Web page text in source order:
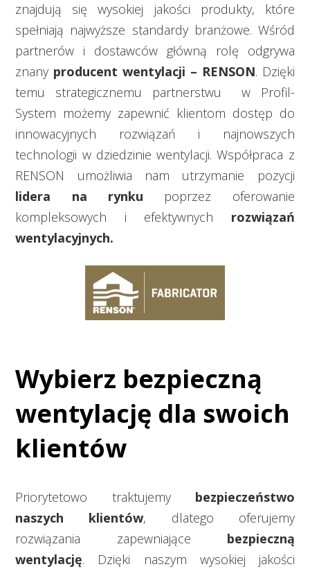
znajdują się wysokiej jakości produkty, które
spełniają najwyższe standardy branżowe. Wśród
partnerów i dostawców główną rolę odgrywa
znany producent wentylacji – RENSON. Dzięki
temu strategicznemu partnerstwu w Profil-
System możemy zapewnić klientom dostęp do
innowacyjnych rozwiązań i najnowszych
technologii w dziedzinie wentylacji. Współpraca z
RENSON umożliwia nam utrzymanie pozycji
lidera na rynku poprzez oferowanie
kompleksowych i efektywnych rozwiązań
wentylacyjnych.
Wybierz bezpieczną
wentylację dla swoich
klientów
Priorytetowo traktujemy bezpieczeństwo
naszych klientów, dlatego oferujemy
rozwiązania zapewniające bezpieczną
wentylację. Dzięki naszym wysokiej jakości